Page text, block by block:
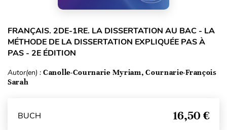
FRANÇAIS. 2DE-1RE. LA DISSERTATION AU BAC - LA
MÉTHODE DE LA DISSERTATION EXPLIQUÉE PAS À
PAS - 2E ÉDITION
Autor(en) : Canolle-Cournarie Myriam, Cournarie-François
Sarah
BUCH 16,50 €